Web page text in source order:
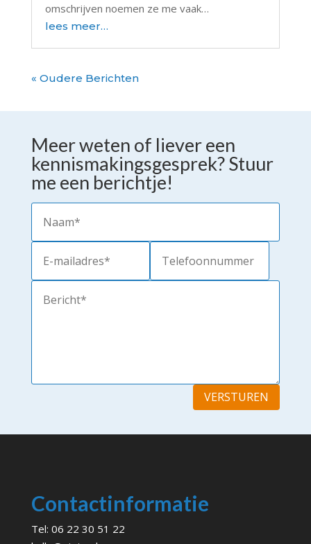
omschrijven noemen ze me vaak…
lees meer…
« Oudere Berichten
Meer weten of liever een
kennismakingsgesprek? Stuur
me een berichtje!
VERSTUREN
Contactinformatie
Tel: 06 22 30 51 22